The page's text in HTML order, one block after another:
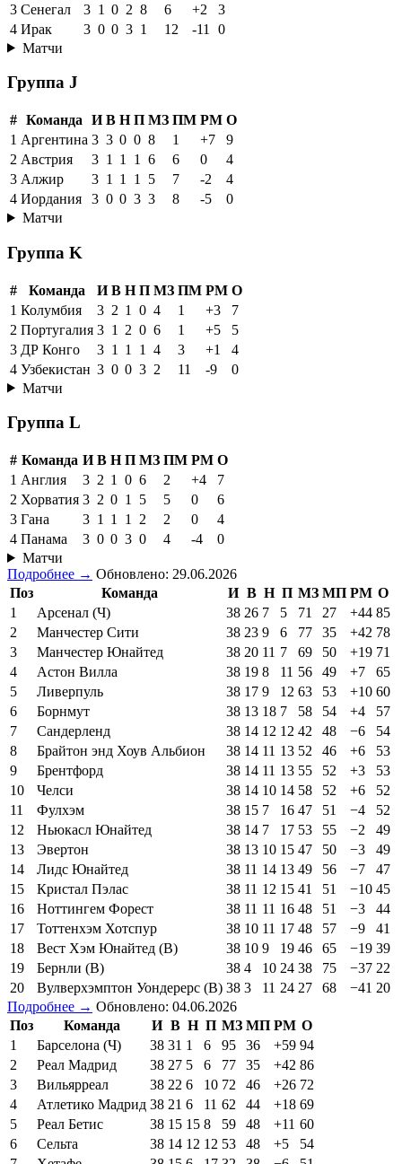
3 Сенегал 3 1 0 2 8 6 +2
3
4 Ирак 3 0 0 3 1 12 -11
0
Матчи
Группа J
# Команда И В Н П МЗ ПМ РМ О
1 Аргентина 3 3 0 0 8 1 +7
9
2 Австрия 3 1 1 1 6 6 0
4
3 Алжир 3 1 1 1 5 7 -2
4
4 Иордания 3 0 0 3 3 8 -5
0
Матчи
Группа K
# Команда И В Н П МЗ ПМ РМ О
1 Колумбия 3 2 1 0 4 1 +3
7
2 Португалия 3 1 2 0 6 1 +5
5
3 ДР Конго 3 1 1 1 4 3 +1
4
4 Узбекистан 3 0 0 3 2 11 -9
0
Матчи
Группа L
# Команда И В Н П МЗ ПМ РМ О
1 Англия 3 2 1 0 6 2 +4
7
2 Хорватия 3 2 0 1 5 5 0
6
3 Гана 3 1 1 1 2 2 0
4
4 Панама 3 0 0 3 0 4 -4
0
Матчи
Подробнее → Обновлено: 29.06.2026
Поз
Команда И В Н П МЗ МП РМ О
1
Арсенал (Ч) 38 26 7 5 71 27 +44 85
2
Манчестер Сити 38 23 9 6 77 35 +42 78
3
Манчестер Юнайтед 38 20 11 7 69 50 +19 71
4
Астон Вилла 38 19 8 11 56 49 +7
65
5
Ливерпуль 38 17 9 12 63 53 +10 60
6
Борнмут 38 13 18 7 58 54 +4
57
7
Сандерленд 38 14 12 12 42 48 −6
54
8
Брайтон энд Хоув Альбион 38 14 11 13 52 46 +6
53
9
Брентфорд 38 14 11 13 55 52 +3
53
10
Челси 38 14 10 14 58 52 +6
52
11
Фулхэм 38 15 7 16 47 51 −4
52
12
Ньюкасл Юнайтед 38 14 7 17 53 55 −2
49
13
Эвертон 38 13 10 15 47 50 −3
49
14
Лидс Юнайтед 38 11 14 13 49 56 −7
47
15
Кристал Пэлас 38 11 12 15 41 51 −10 45
16
Ноттингем Форест 38 11 11 16 48 51 −3
44
17
Тоттенхэм Хотспур 38 10 11 17 48 57 −9
41
18
Вест Хэм Юнайтед (В) 38 10 9 19 46 65 −19 39
19
Бернли (В) 38 4 10 24 38 75 −37 22
20
Вулверхэмптон Уондерерс (В) 38 3 11 24 27 68 −41 20
Подробнее → Обновлено: 04.06.2026
Поз
Команда И В Н П МЗ МП РМ О
1
Барселона (Ч) 38 31 1 6 95 36 +59 94
2
Реал Мадрид 38 27 5 6 77 35 +42 86
3
Вильярреал 38 22 6 10 72 46 +26 72
4
Атлетико Мадрид 38 21 6 11 62 44 +18 69
5
Реал Бетис 38 15 15 8 59 48 +11 60
6
Сельта 38 14 12 12 53 48 +5
54